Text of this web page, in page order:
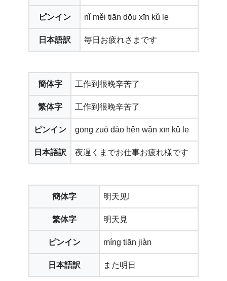
ピンイン nǐ měi tiān dōu xīn kǔ le
日本語訳 毎日お疲れさまです
簡体字 工作到很晚辛苦了
繁体字 工作到很晚辛苦了
ピンイン gōng zuò dào hěn wǎn xīn kǔ le
日本語訳 夜遅くまでお仕事お疲れ様です
簡体字 明天见!
繁体字 明天見
ピンイン míng tiān jiàn
日本語訳 また明日